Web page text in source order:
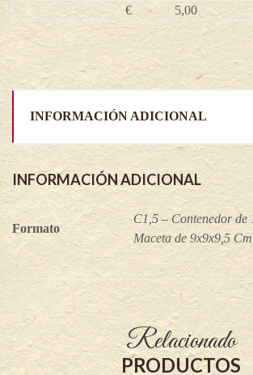
quantity
€ 5,00
INFORMACIÓN ADICIONAL
INFORMACIÓN ADICIONAL
Formato
C1,5 – Contenedor de
Maceta de 9x9x9,5 Cm
Relacionado
PRODUCTOS